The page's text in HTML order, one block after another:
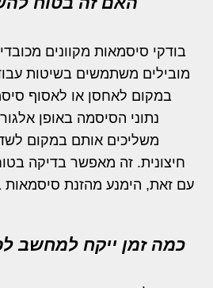
בודקי סיסמאות מקוונים
מובילים משתמשים בשיטות
במקום לאחסן או לאסוף
נתוני הסיסמה באופן
משליכים אותם במקום
חיצונית. זה מאפשר בדיקה
עם זאת, הימנע מהזנת סיסמאות
כמה זמן ייקח למחשב